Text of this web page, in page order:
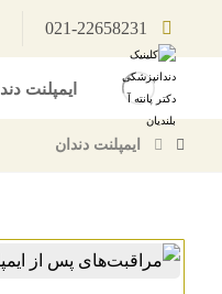
021-22658231
ایمپلنت
ايمپلنت دندان